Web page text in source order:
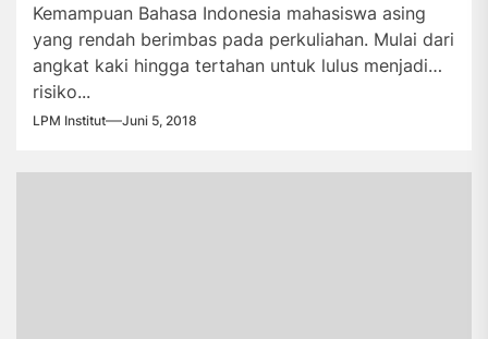
Kemampuan Bahasa Indonesia mahasiswa asing
yang rendah berimbas pada perkuliahan. Mulai dari
angkat kaki hingga tertahan untuk lulus menjadi
risiko...
LPM Institut Juni 5, 2018